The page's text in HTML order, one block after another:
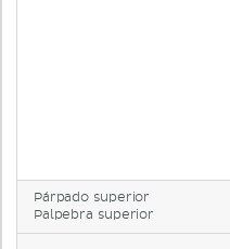
Párpado superior
Palpebra superior